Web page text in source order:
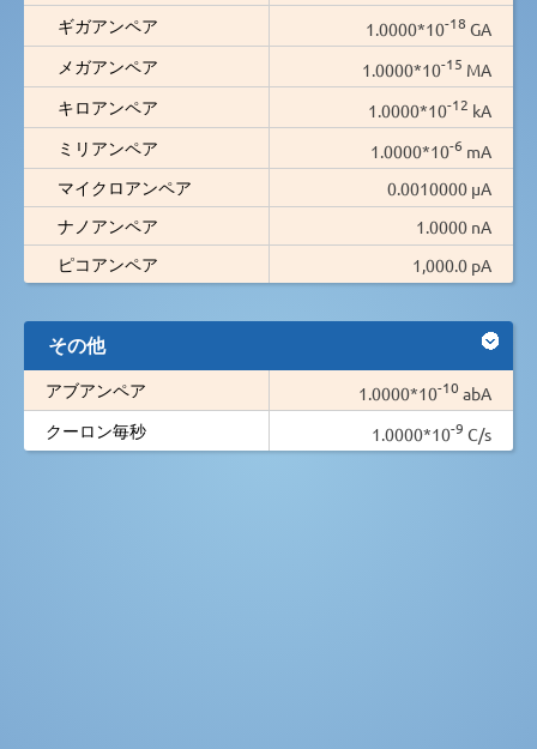
ギガアンペア
1.0000*10-18 GA
メガアンペア
1.0000*10-15 MA
キロアンペア
1.0000*10-12 kA
ミリアンペア
1.0000*10-6 mA
マイクロアンペア
0.0010000 µA
ナノアンペア
1.0000 nA
ピコアンペア
1,000.0 pA
その他
アブアンペア 1.0000*10-10 abA
クーロン毎秒
1.0000*10-9 C/s